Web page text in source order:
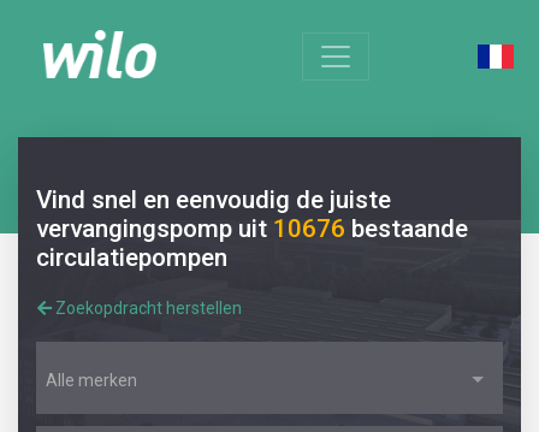
Vind snel en eenvoudig de juiste
vervangingspomp uit 10676 bestaande
circulatiepompen
Zoekopdracht herstellen
Alle merken